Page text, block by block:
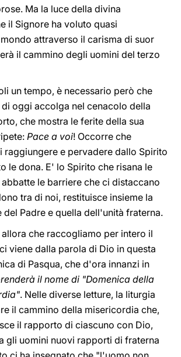
Ma la luce della divina
il Signore ha voluto quasi
attraverso il carisma di suor
il cammino degli uomini del terzo
un tempo, è necessario però che
oggi accolga nel cenacolo della
che mostra le ferite della sua
Pace a voi! Occorre che
raggiungere e pervadere dallo Spirito
le dona. E' lo Spirito che risana le
le barriere che ci distaccano
tra di noi, restituisce insieme la
Padre e quella dell'unità fraterna.
che raccogliamo per intero il
viene dalla parola di Dio in questa
di Pasqua, che d'ora innanzi in
il nome di "Domenica della
. Nelle diverse letture, la liturgia
il cammino della misericordia che,
il rapporto di ciascuno con Dio,
gli uomini nuovi rapporti di fraterna